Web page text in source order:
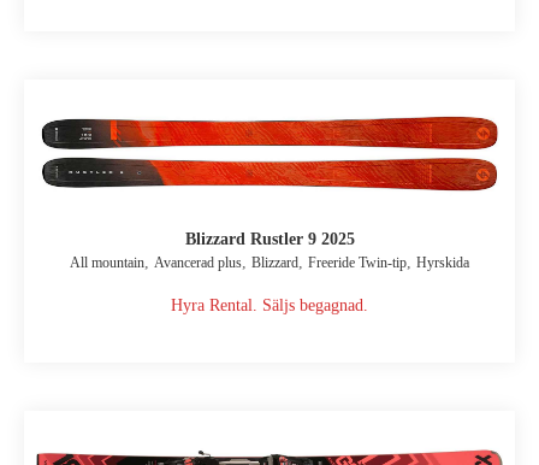
Blizzard Rustler 9 2025
All mountain, Avancerad plus, Blizzard, Freeride Twin-tip, Hyrskida
Hyra Rental. Säljs begagnad.